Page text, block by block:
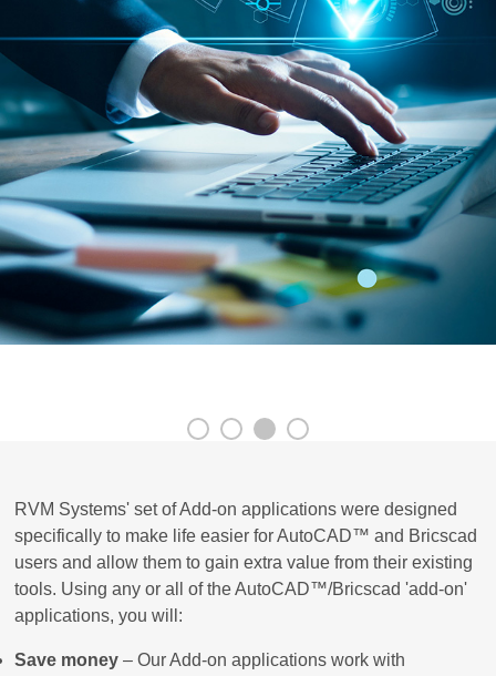
RVM Systems' set of Add-on applications were designed
specifically to make life easier for AutoCAD™ and Bricscad
users and allow them to gain extra value from their existing
tools. Using any or all of the AutoCAD™/Bricscad 'add-on'
applications, you will:
Save money – Our Add-on applications work with